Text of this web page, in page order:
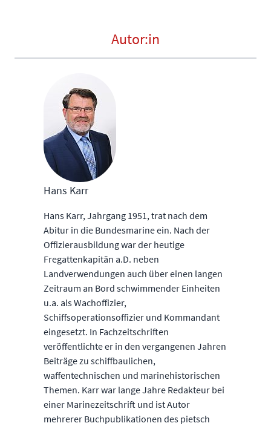
Autor:in
Hans Karr
Hans Karr, Jahrgang 1951, trat nach dem
Abitur in die Bundesmarine ein. Nach der
Offizierausbildung war der heutige
Fregattenkapitän a.D. neben
Landverwendungen auch über einen langen
Zeitraum an Bord schwimmender Einheiten
u.a. als Wachoffizier,
Schiffsoperationsoffizier und Kommandant
eingesetzt. In Fachzeitschriften
veröffentlichte er in den vergangenen Jahren
Beiträge zu schiffbaulichen,
waffentechnischen und marinehistorischen
Themen. Karr war lange Jahre Redakteur bei
einer Marinezeitschrift und ist Autor
mehrerer Buchpublikationen des pietsch